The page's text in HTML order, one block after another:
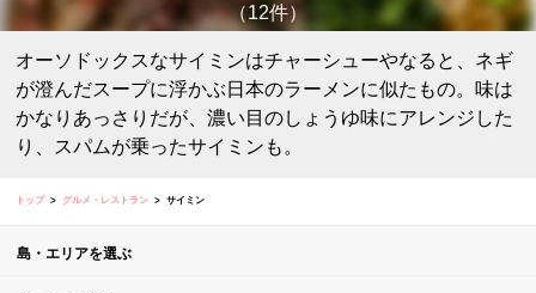
（12件）
オーソドックスなサイミンはチャーシューやなると、ネギ
が澄んだスープに浮かぶ日本のラーメンに似たもの。味は
かなりあっさりだが、濃い目のしょうゆ味にアレンジした
り、スパムが乗ったサイミンも。
トップ グルメ・レストラン サイミン
島・エリアを選ぶ